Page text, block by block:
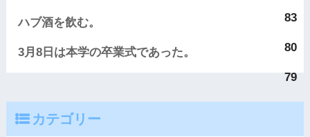
83
ハブ酒を飲む。
80
3月8日は本学の卒業式であった。
79
カテゴリー